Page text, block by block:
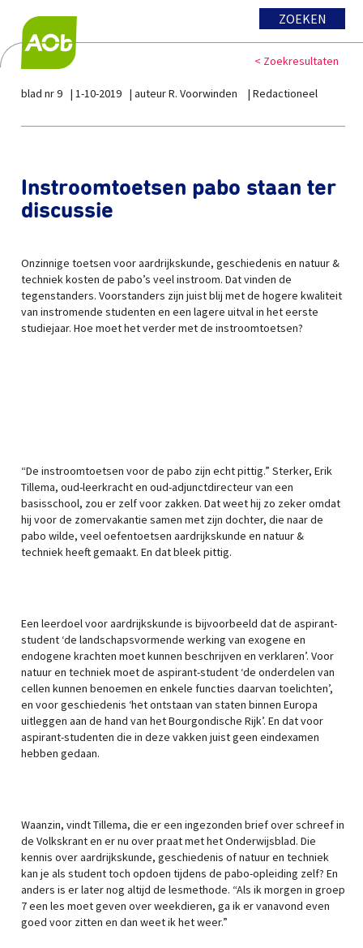
ZOEKEN
< Zoekresultaten
blad nr 9 1-10-2019 auteur R. Voorwinden Redactioneel
Instroomtoetsen pabo staan ter
discussie
Onzinnige toetsen voor aardrijkskunde, geschiedenis en natuur &
techniek kosten de pabo’s veel instroom. Dat vinden de
tegenstanders. Voorstanders zijn juist blij met de hogere kwaliteit
van instromende studenten en een lagere uitval in het eerste
studiejaar. Hoe moet het verder met de instroomtoetsen?
“De instroomtoetsen voor de pabo zijn echt pittig.” Sterker, Erik
Tillema, oud-leerkracht en oud-adjunctdirecteur van een
basisschool, zou er zelf voor zakken. Dat weet hij zo zeker omdat
hij voor de zomervakantie samen met zijn dochter, die naar de
pabo wilde, veel oefentoetsen aardrijkskunde en natuur &
techniek heeft gemaakt. En dat bleek pittig.
Een leerdoel voor aardrijkskunde is bijvoorbeeld dat de aspirant-
student ‘de landschapsvormende werking van exogene en
endogene krachten moet kunnen beschrijven en verklaren’. Voor
natuur en techniek moet de aspirant-student ‘de onderdelen van
cellen kunnen benoemen en enkele functies daarvan toelichten’,
en voor geschiedenis ‘het ontstaan van staten binnen Europa
uitleggen aan de hand van het Bourgondische Rijk’. En dat voor
aspirant-studenten die in deze vakken juist geen eindexamen
hebben gedaan.
Waanzin, vindt Tillema, die er een ingezonden brief over schreef in
de Volkskrant en er nu over praat met het Onderwijsblad. Die
kennis over aardrijkskunde, geschiedenis of natuur en techniek
kan je als student toch opdoen tijdens de pabo-opleiding zelf? En
anders is er later nog altijd de lesmethode. “Als ik morgen in groep
7 een les moet geven over weekdieren, ga ik er vanavond even
goed voor zitten en dan weet ik het weer.”